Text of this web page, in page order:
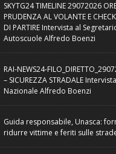
SKYTG24 TIMELINE 29072026
PRUDENZA AL VOLANTE E
DI PARTIRE Intervista al
Autoscuole Alfredo Boenzi
RAI-NEWS24-
– SICUREZZA STRADALE
Nazionale Alfredo Boenzi
Guida responsabile, Unasca:
ridurre vittime e feriti sulle